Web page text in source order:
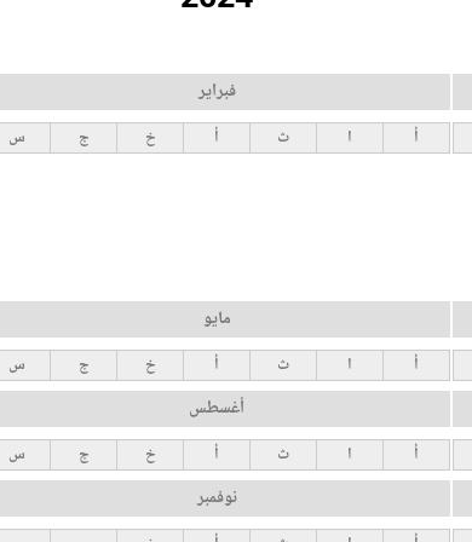
فبراير
أ ا ث أ خ ج س
مايو
أ ا ث أ خ ج س
أغسطس
أ ا ث أ خ ج س
نوفمبر